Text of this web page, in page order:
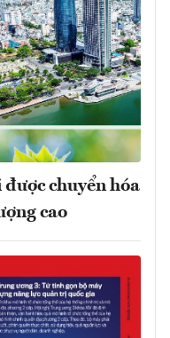
chuyển hóa
cao